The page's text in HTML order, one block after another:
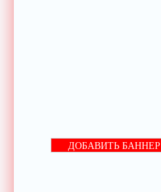
ДОБАВИТЬ БАННЕР